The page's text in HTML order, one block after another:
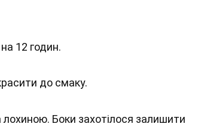
12 годин.
до смаку.
Боки захотілося залишити